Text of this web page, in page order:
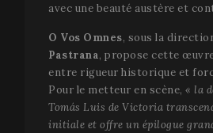
avec une beauté austère et
O Vos Omnes, sous la
Pastrana, propose cette
entre rigueur historique et
Pour le metteur en scène, « la
Tomás Luis de Victoria
initiale et offre un épilogue